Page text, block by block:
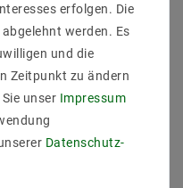
erfolgen. Die
werden. Es
und die
Zeitpunkt zu ändern
unser Impressum
Daten­schutz­